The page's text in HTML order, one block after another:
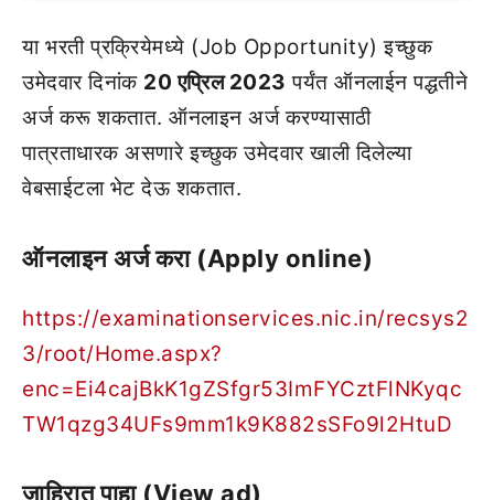
या भरती प्रक्रियेमध्ये (Job Opportunity) इच्छुक
उमेदवार दिनांक 20 एप्रिल 2023 पर्यंत ऑनलाईन पद्धतीने
अर्ज करू शकतात. ऑनलाइन अर्ज करण्यासाठी
पात्रताधारक असणारे इच्छुक उमेदवार खाली दिलेल्या
वेबसाईटला भेट देऊ शकतात.
ऑनलाइन अर्ज करा (Apply online)
https://examinationservices.nic.in/recsys2
3/root/Home.aspx?
enc=Ei4cajBkK1gZSfgr53ImFYCztFlNKyqc
TW1qzg34UFs9mm1k9K882sSFo9l2HtuD
जाहिरात पाहा (View ad)